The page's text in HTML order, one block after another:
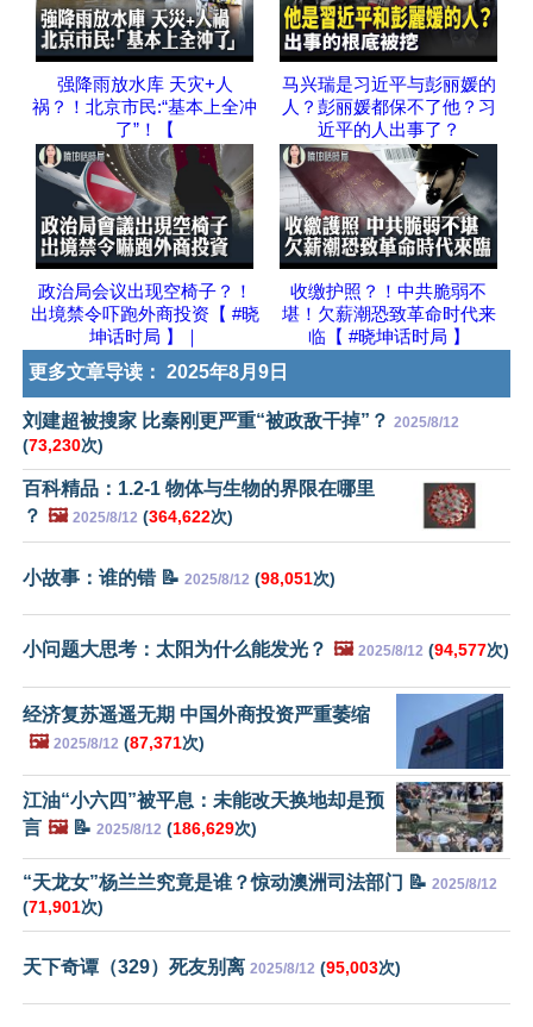
强降雨放水库 天灾+人
祸？！北京市民:“基本上全冲
了”！【
马兴瑞是习近平与彭丽媛的
人？彭丽媛都保不了他？习
近平的人出事了？
政治局会议出现空椅子？！
出境禁令吓跑外商投资【 #晓
坤话时局 】｜
收缴护照？！中共脆弱不
堪！欠薪潮恐致革命时代来
临【 #晓坤话时局 】
更多文章导读： 2025年8月9日
刘建超被搜家 比秦刚更严重“被政敌干掉”？ 2025/8/12
(73,230次)
百科精品：1.2-1 物体与生物的界限在哪里
？ 🖼️ 2025/8/12 (364,622次)
小故事：谁的错 📝 2025/8/12 (98,051次)
小问题大思考：太阳为什么能发光？ 🖼️ 2025/8/12 (94,577次)
经济复苏遥遥无期 中国外商投资严重萎缩
🖼️ 2025/8/12 (87,371次)
江油“小六四”被平息：未能改天换地却是预
言 🖼️📝 2025/8/12 (186,629次)
“天龙女”杨兰兰究竟是谁？惊动澳洲司法部门 📝 2025/8/12
(71,901次)
天下奇谭（329）死友别离 2025/8/12 (95,003次)